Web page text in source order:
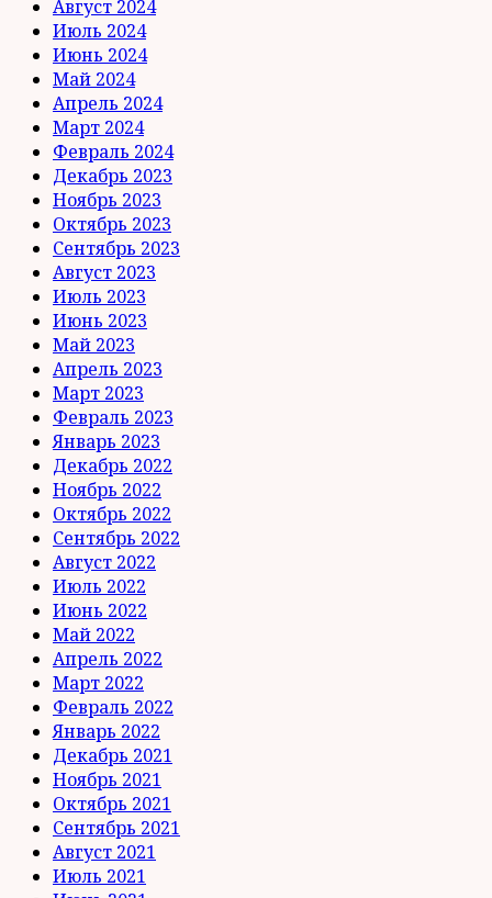
Август 2024
Июль 2024
Июнь 2024
Май 2024
Апрель 2024
Март 2024
Февраль 2024
Декабрь 2023
Ноябрь 2023
Октябрь 2023
Сентябрь 2023
Август 2023
Июль 2023
Июнь 2023
Май 2023
Апрель 2023
Март 2023
Февраль 2023
Январь 2023
Декабрь 2022
Ноябрь 2022
Октябрь 2022
Сентябрь 2022
Август 2022
Июль 2022
Июнь 2022
Май 2022
Апрель 2022
Март 2022
Февраль 2022
Январь 2022
Декабрь 2021
Ноябрь 2021
Октябрь 2021
Сентябрь 2021
Август 2021
Июль 2021